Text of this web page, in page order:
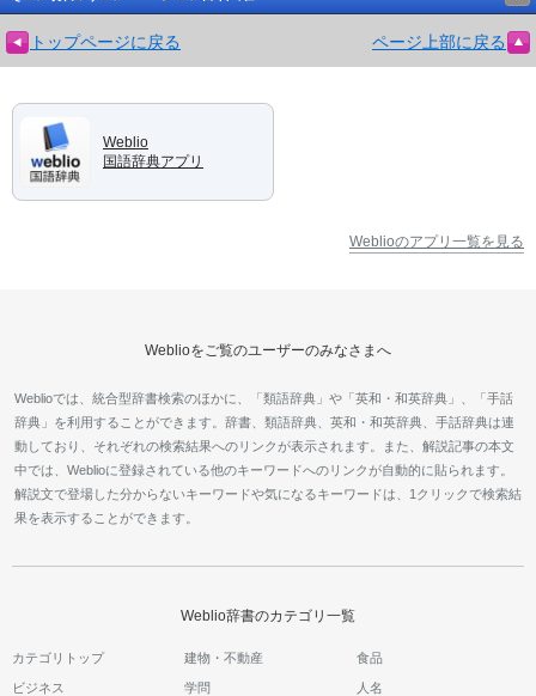
トップページに戻る ページ上部に戻る
Weblio
国語辞典アプリ
Weblioのアプリ一覧を見る
Weblioをご覧のユーザーのみなさまへ
Weblioでは、統合型辞書検索のほかに、「類語辞典」や「英和・和英辞典」、「手話
辞典」を利用することができます。辞書、類語辞典、英和・和英辞典、手話辞典は連
動しており、それぞれの検索結果へのリンクが表示されます。また、解説記事の本文
中では、Weblioに登録されている他のキーワードへのリンクが自動的に貼られます。
解説文で登場した分からないキーワードや気になるキーワードは、1クリックで検索結
果を表示することができます。
Weblio辞書のカテゴリ一覧
カテゴリトップ 建物・不動産 食品
ビジネス 学問 人名